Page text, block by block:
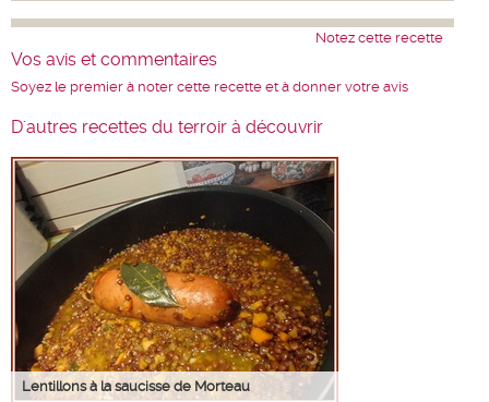
Notez cette recette
Vos avis et commentaires
Soyez le premier à noter cette recette et à donner votre avis
D'autres recettes du terroir à découvrir
Lentillons à la saucisse de Morteau